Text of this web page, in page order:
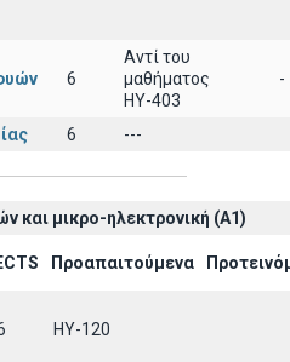
6
Αντί του
μαθήματος
ΗΥ-403
-
6 ---
και μικρο-ηλεκτρονική (A1)
Προαπαιτούμενα
HY-120